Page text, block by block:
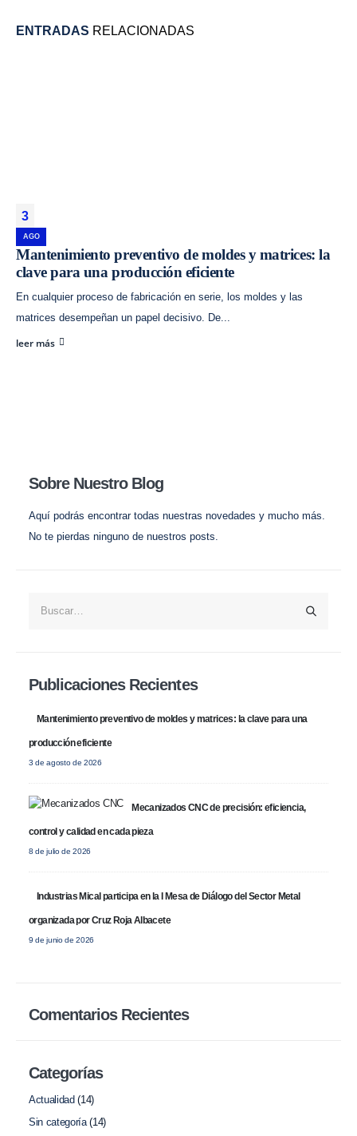
ENTRADAS RELACIONADAS
3
AGO
Mantenimiento preventivo de moldes y matrices: la
clave para una producción eficiente
En cualquier proceso de fabricación en serie, los moldes y las
matrices desempeñan un papel decisivo. De...
leer más
Sobre Nuestro Blog
Aquí podrás encontrar todas nuestras novedades y mucho más.
No te pierdas ninguno de nuestros posts.
Publicaciones Recientes
Mantenimiento preventivo de moldes y matrices: la clave para una
producción eficiente
3 de agosto de 2026
Mecanizados CNC de precisión: eficiencia,
control y calidad en cada pieza
8 de julio de 2026
Industrias Mical participa en la I Mesa de Diálogo del Sector Metal
organizada por Cruz Roja Albacete
9 de junio de 2026
Comentarios Recientes
Categorías
Actualidad (14)
Sin categoría(14)
Industrias Mical es una empresa dedicada a la inyección de plásticos y de
metales ubicada en el Polígono Industrial Campollano de Albacete.
Arquitectura
Automóvil
Industria
Inyección
CONTACTO
Polígono Industrial Campollano Calle C, nº 9 02007 Albacete
(España)
mical@industriasmical.es
(+34) 967 21 49 62
CONTACTAR
SÍGUENOS
Industrias Mical S.L. © 2025. Todos los derechos reservados.
AVISO LEGAL |